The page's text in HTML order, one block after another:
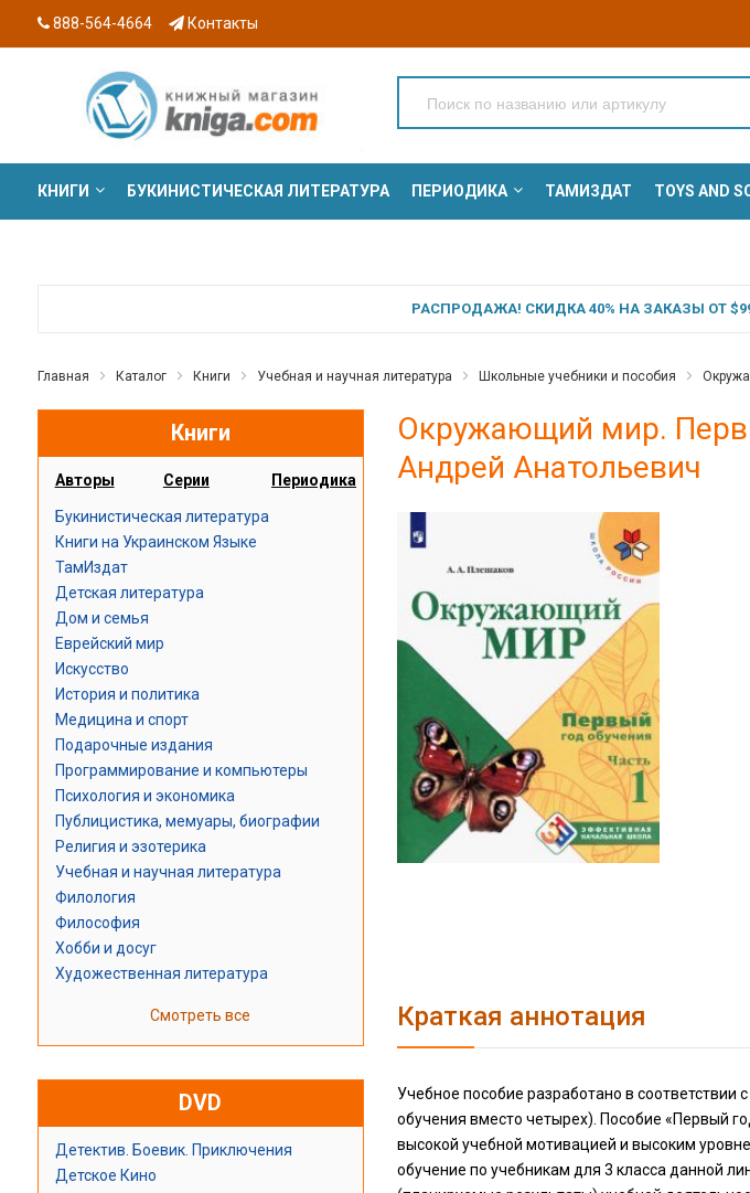
888-564-4664 Контакты
КНИГИ БУКИНИСТИЧЕСКАЯ ЛИТЕРАТУРА ПЕРИОДИКА ТАМИЗДАТ TOYS AND
РАСПРОДАЖА! СКИДКА 40% НА ЗАКАЗЫ ОТ
Главная Каталог Книги Учебная и научная литература Школьные учебники и пособия
Книги
Авторы Серии Периодика
Букинистическая литература
Книги на Украинском Языке
ТамИздат
Детская литература
Дом и семья
Еврейский мир
Искусство
История и политика
Медицина и спорт
Подарочные издания
Программирование и компьютеры
Психология и экономика
Публицистика, мемуары, биографии
Религия и эзотерика
Учебная и научная литература
Филология
Философия
Хобби и досуг
Художественная литература
Смотреть все
DVD
Детектив. Боевик. Приключения
Детское Кино
Окружающий мир.
Андрей Анатольевич
Краткая аннотация
Учебное пособие разработано в соответствии
обучения вместо четырех). Пособие «Первый
высокой учебной мотивацией и высоким
обучение по учебникам для 3 класса данной